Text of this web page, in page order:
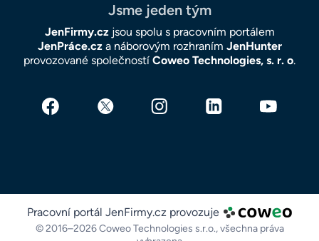
Jsme jeden tým
JenFirmy.czjsou spolu s pracovním portálem
JenPráce.cza náborovým rozhraním JenHunter
provozované společností Coweo Technologies, s. r. o.
Pracovní portál JenFirmy.cz provozuje
© 2016–2026 Coweo Technologies s.r.o.,všechna práva